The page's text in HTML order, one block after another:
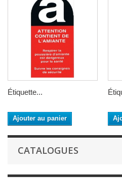
Étiquette...
Ajouter au panier
CATALOGUES